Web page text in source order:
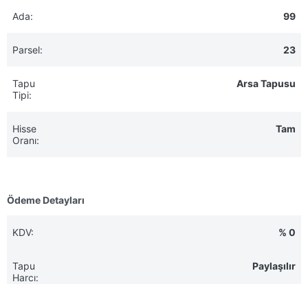
Ada: 99
Parsel: 23
Tapu
Tipi:
Arsa Tapusu
Hisse
Oranı:
Tam
Ödeme Detayları
KDV: % 0
Tapu
Harcı:
Paylaşılır